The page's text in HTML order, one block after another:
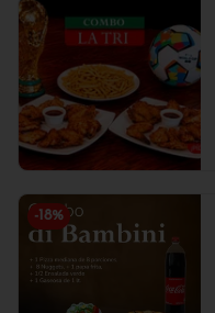
-18%